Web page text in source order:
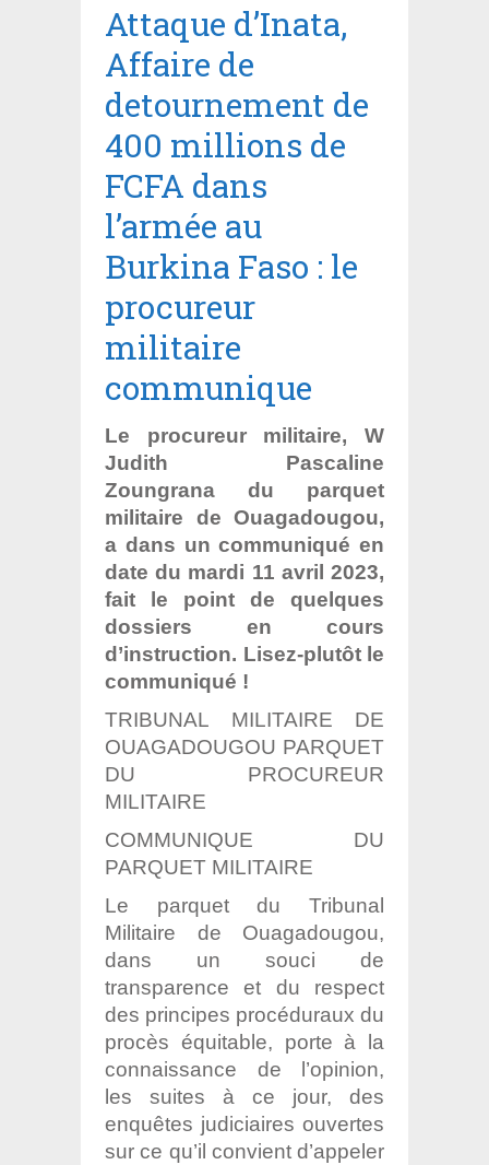
Attaque d’Inata,
Affaire de
detournement de
400 millions de
FCFA dans
l’armée au
Burkina Faso : le
procureur
militaire
communique
Le procureur militaire, W
Judith Pascaline
Zoungrana du parquet
militaire de Ouagadougou,
a dans un communiqué en
date du mardi 11 avril 2023,
fait le point de quelques
dossiers en cours
d’instruction. Lisez-plutôt le
communiqué !
TRIBUNAL MILITAIRE DE
OUAGADOUGOU PARQUET
DU PROCUREUR
MILITAIRE
COMMUNIQUE DU
PARQUET MILITAIRE
Le parquet du Tribunal
Militaire de Ouagadougou,
dans un souci de
transparence et du respect
des principes procéduraux du
procès équitable, porte à la
connaissance de l’opinion,
les suites à ce jour, des
enquêtes judiciaires ouvertes
sur ce qu’il convient d’appeler